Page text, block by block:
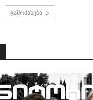
გამოძახება